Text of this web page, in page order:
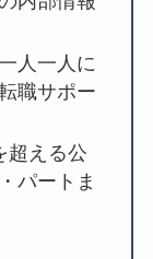
人一人に
職サポー
超える公
パートま